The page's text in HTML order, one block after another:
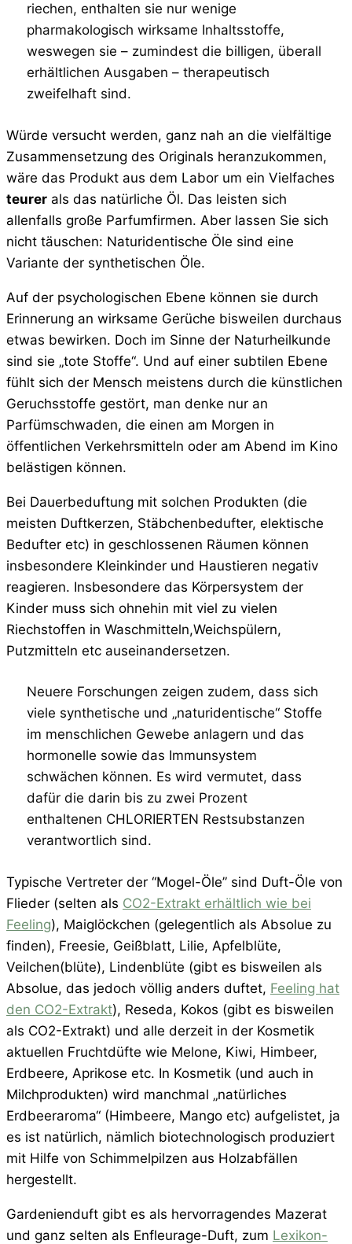
riechen, enthalten sie nur wenige
pharmakologisch wirksame Inhaltsstoffe,
weswegen sie – zumindest die billigen, überall
erhältlichen Ausgaben – therapeutisch
zweifelhaft sind.
Würde versucht werden, ganz nah an die vielfältige
Zusammensetzung des Originals heranzukommen,
wäre das Produkt aus dem Labor um ein Vielfaches
teurer als das natürliche Öl. Das leisten sich
allenfalls große Parfumfirmen. Aber lassen Sie sich
nicht täuschen: Naturidentische Öle sind eine
Variante der synthetischen Öle.
Auf der psychologischen Ebene können sie durch
Erinnerung an wirksame Gerüche bisweilen durchaus
etwas bewirken. Doch im Sinne der Naturheilkunde
sind sie „tote Stoffe“. Und auf einer subtilen Ebene
fühlt sich der Mensch meistens durch die künstlichen
Geruchsstoffe gestört, man denke nur an
Parfümschwaden, die einen am Morgen in
öffentlichen Verkehrsmitteln oder am Abend im Kino
belästigen können.
Bei Dauerbeduftung mit solchen Produkten (die
meisten Duftkerzen, Stäbchenbedufter, elektische
Bedufter etc) in geschlossenen Räumen können
insbesondere Kleinkinder und Haustieren negativ
reagieren. Insbesondere das Körpersystem der
Kinder muss sich ohnehin mit viel zu vielen
Riechstoffen in Waschmitteln,Weichspülern,
Putzmitteln etc auseinandersetzen.
Neuere Forschungen zeigen zudem, dass sich
viele synthetische und „naturidentische“ Stoffe
im menschlichen Gewebe anlagern und das
hormonelle sowie das Immunsystem
schwächen können. Es wird vermutet, dass
dafür die darin bis zu zwei Prozent
enthaltenen CHLORIERTEN Restsubstanzen
verantwortlich sind.
Typische Vertreter der “Mogel-Öle” sind Duft-Öle von
Flieder (selten als CO2-Extrakt erhältlich wie bei
Feeling), Maiglöckchen (gelegentlich als Absolue zu
finden), Freesie, Geißblatt, Lilie, Apfelblüte,
Veilchen(blüte), Lindenblüte (gibt es bisweilen als
Absolue, das jedoch völlig anders duftet, Feeling hat
den CO2-Extrakt), Reseda, Kokos (gibt es bisweilen
als CO2-Extrakt) und alle derzeit in der Kosmetik
aktuellen Fruchtdüfte wie Melone, Kiwi, Himbeer,
Erdbeere, Aprikose etc. In Kosmetik (und auch in
Milchprodukten) wird manchmal „natürliches
Erdbeeraroma“ (Himbeere, Mango etc) aufgelistet, ja
es ist natürlich, nämlich biotechnologisch produziert
mit Hilfe von Schimmelpilzen aus Holzabfällen
hergestellt.
Gardenienduft gibt es als hervorragendes Mazerat
und ganz selten als Enfleurage-Duft, zum Lexikon-